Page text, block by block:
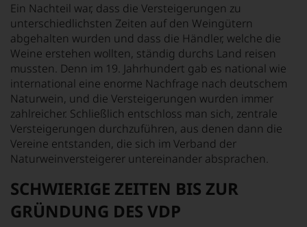
Ein Nachteil war, dass die Versteigerungen zu
unterschiedlichsten Zeiten auf den Weingütern
abgehalten wurden und dass die Händler, welche die
Weine erstehen wollten, ständig durchs Land reisen
mussten. Denn im 19. Jahrhundert gab es national wie
international eine enorme Nachfrage nach deutschem
Naturwein, und die Versteigerungen wurden immer
zahlreicher. Schließlich entschloss man sich, zentrale
Versteigerungen durchzuführen, aus denen dann die
Vereine entstanden, die sich im Verband der
Naturweinversteigerer untereinander absprachen.
SCHWIERIGE ZEITEN BIS ZUR
GRÜNDUNG DES VDP